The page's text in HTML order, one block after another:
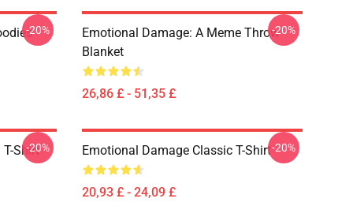
-20%
Emotional Damage: A Meme Throw
Blanket
26,86 £ - 51,35 £
-20%
Shirt-20% Emotional Damage Classic T-Shirt
20,93 £ - 24,09 £
-20%